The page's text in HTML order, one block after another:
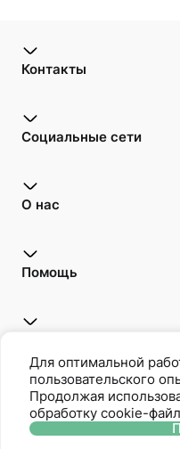
Контакты
Социальные сети
О нас
Помощь
Oriflame является
Для оптимальной
пользовательского
Продолжая
обработку cookie-